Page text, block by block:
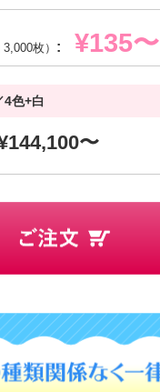
3,000枚） : ¥135〜
4色+白
〜